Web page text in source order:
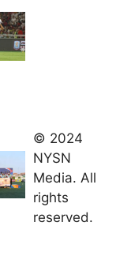
umum
Kejurnas
Panahan
Junior di
Kudus
© 2024
NYSN
Media. All
rights
reserved.